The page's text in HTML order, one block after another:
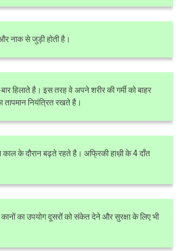
नाक से जुड़ी होती है।
हिलाते है। इस तरह वे अपने शरीर की गर्मी को बाहर
तापमान नियंत्रित रखते है।
के दौरान बढ़ते रहते है। अफ्रिकी हाथ़ी के 4 दाँत
का उपयोग दूसरों को संकेत देने और सुरक्षा के लिए भी